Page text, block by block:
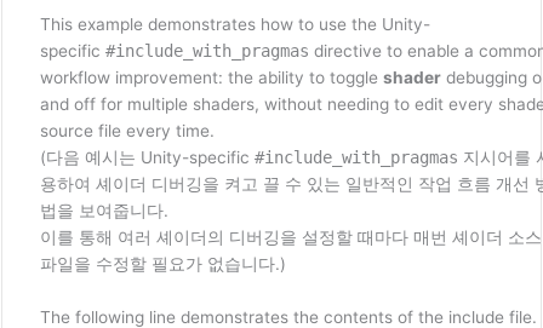
This example demonstrates how to use the Unity-
specific #include_with_pragmas directive to enable a
workflow improvement: the ability to toggle shaderdebugging
and off for multiple shaders, without needing to edit every
source file every time.
(다음 예시는 Unity-specific #include_with_pragmas 지시어를
용하여 셰이더 디버깅을 켜고 끌 수 있는 일반적인 작업 흐름 개선
법을 보여줍니다.
이를 통해 여러 셰이더의 디버깅을 설정할 때마다 매번 셰이더 소스
파일을 수정할 필요가 없습니다.)
The following line demonstrates the contents of the include file.